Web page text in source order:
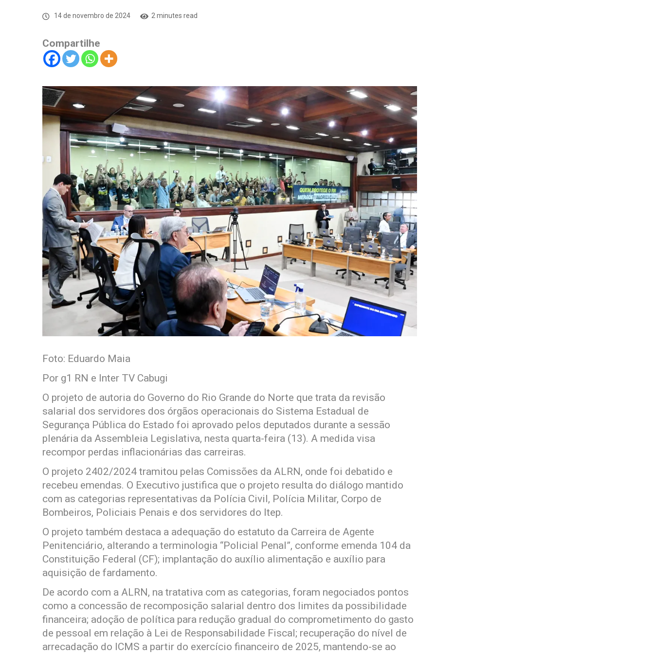
14 de novembro de 2024 2 minutes read
Compartilhe
Foto: Eduardo Maia
Por g1 RN e Inter TV Cabugi
O projeto de autoria do Governo do Rio Grande do Norte que trata da revisão
salarial dos servidores dos órgãos operacionais do Sistema Estadual de
Segurança Pública do Estado foi aprovado pelos deputados durante a sessão
plenária da Assembleia Legislativa, nesta quarta-feira (13). A medida visa
recompor perdas inflacionárias das carreiras.
O projeto 2402/2024 tramitou pelas Comissões da ALRN, onde foi debatido e
recebeu emendas. O Executivo justifica que o projeto resulta do diálogo mantido
com as categorias representativas da Polícia Civil, Polícia Militar, Corpo de
Bombeiros, Policiais Penais e dos servidores do Itep.
O projeto também destaca a adequação do estatuto da Carreira de Agente
Penitenciário, alterando a terminologia “Policial Penal”, conforme emenda 104 da
Constituição Federal (CF); implantação do auxílio alimentação e auxílio para
aquisição de fardamento.
De acordo com a ALRN, na tratativa com as categorias, foram negociados pontos
como a concessão de recomposição salarial dentro dos limites da possibilidade
financeira; adoção de política para redução gradual do comprometimento do gasto
de pessoal em relação à Lei de Responsabilidade Fiscal; recuperação do nível de
arrecadação do ICMS a partir do exercício financeiro de 2025, mantendo-se ao